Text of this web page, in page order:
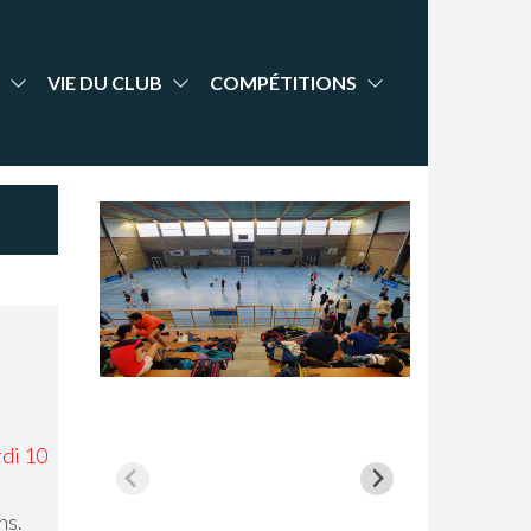
VIE DU CLUB COMPÉTITIONS
10